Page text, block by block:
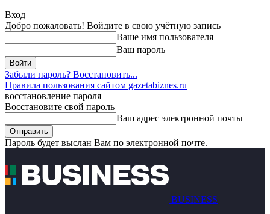
Вход
Добро пожаловать! Войдите в свою учётную запись
Ваше имя пользователя
Ваш пароль
Забыли пароль? Восстановить...
Правила пользования сайтом gazetabiznes.ru
восстановление пароля
Восстановите свой пароль
Ваш адрес электронной почты
Пароль будет выслан Вам по электронной почте.
BUSINESS